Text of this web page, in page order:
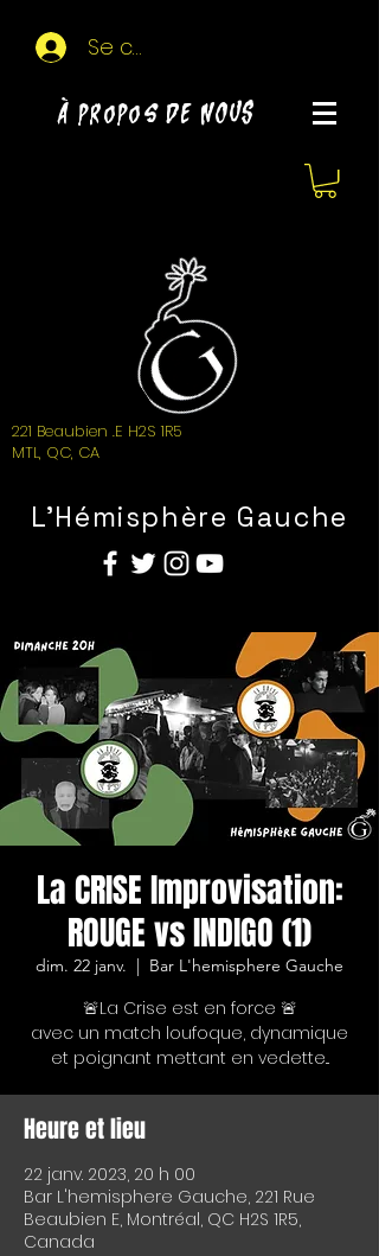
Se connecter
À propos de NOUS
221 Beaubien .E H2S 1R5
MTL, QC, CA
L'Hémisphère Gauche
La CRISE Improvisation:
ROUGE vs INDIGO (1)
dim. 22 janv. Bar L'hemisphere Gauche
🚨La Crise est en force 🚨
avec un match loufoque, dynamique
et poignant mettant en vedette...
Heure et lieu
22 janv. 2023, 20 h 00
Bar L'hemisphere Gauche, 221 Rue
Beaubien E, Montréal, QC H2S 1R5,
Canada